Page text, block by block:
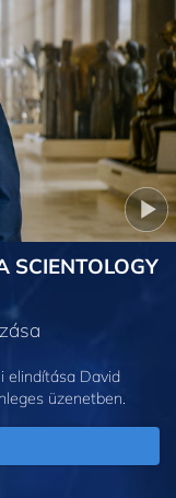
SCIENTOLOGY
elindítása David
üzenetben.